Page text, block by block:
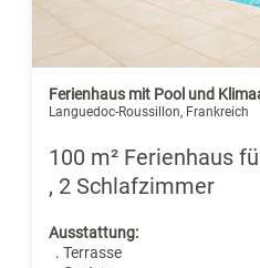
Ferienhaus mit Pool und
Languedoc-Roussillon, Frankreich
100 m² Ferienhaus
, 2 Schlafzimmer
Ausstattung:
. Terrasse